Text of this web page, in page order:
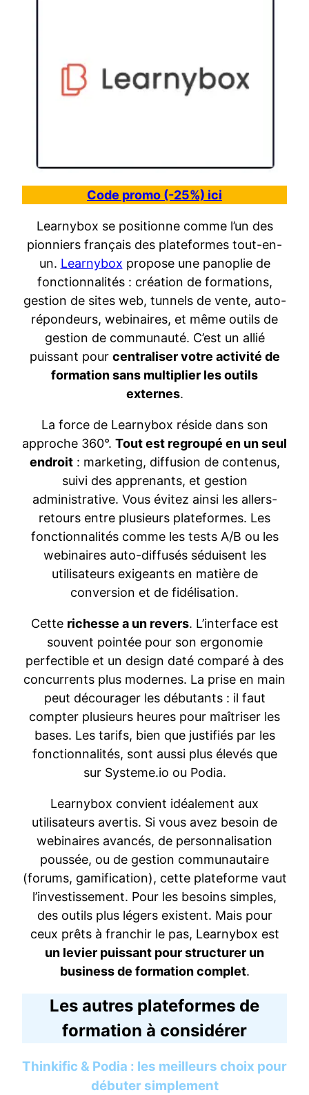
Code promo (-25%) ici
Learnybox se positionne comme l’un des
pionniers français des plateformes tout-en-
un. Learnybox propose une panoplie de
fonctionnalités : création de formations,
gestion de sites web, tunnels de vente, auto-
répondeurs, webinaires, et même outils de
gestion de communauté. C’est un allié
puissant pour centraliser votre activité de
formation sans multiplier les outils
externes.
La force de Learnybox réside dans son
approche 360°. Tout est regroupé en un seul
endroit: marketing, diffusion de contenus,
suivi des apprenants, et gestion
administrative. Vous évitez ainsi les allers-
retours entre plusieurs plateformes. Les
fonctionnalités comme les tests A/B ou les
webinaires auto-diffusés séduisent les
utilisateurs exigeants en matière de
conversion et de fidélisation.
Cette richesse a un revers. L’interface est
souvent pointée pour son ergonomie
perfectible et un design daté comparé à des
concurrents plus modernes. La prise en main
peut décourager les débutants : il faut
compter plusieurs heures pour maîtriser les
bases. Les tarifs, bien que justifiés par les
fonctionnalités, sont aussi plus élevés que
sur Systeme.io ou Podia.
Learnybox convient idéalement aux
utilisateurs avertis. Si vous avez besoin de
webinaires avancés, de personnalisation
poussée, ou de gestion communautaire
(forums, gamification), cette plateforme vaut
l’investissement. Pour les besoins simples,
des outils plus légers existent. Mais pour
ceux prêts à franchir le pas, Learnybox est
un levier puissant pour structurer un
business de formation complet.
Les autres plateformes de
formation à considérer
Thinkific & Podia : les meilleurs choix pour
débuter simplement